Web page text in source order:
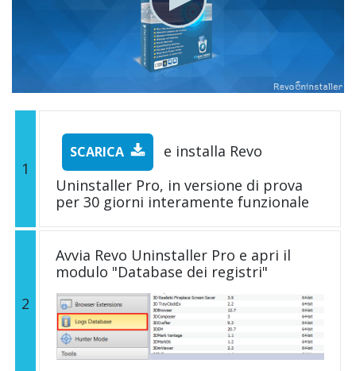
1
SCARICA
e installa Revo
Uninstaller Pro, in versione di prova
per 30 giorni interamente funzionale
2
Avvia Revo Uninstaller Pro e apri il
modulo "Database dei registri"